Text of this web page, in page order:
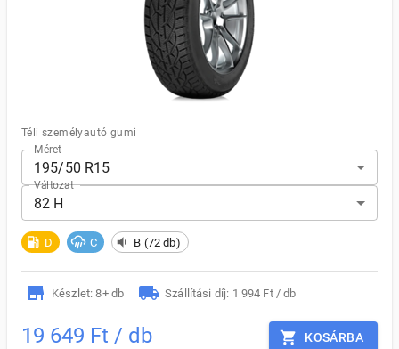
Téli személyautó gumi
Méret
195/50 R15
Változat
82 H
D C B (72 db)
Készlet: 8+ db Szállítási díj: 1 994 Ft / db
19 649 Ft / db KOSÁRBA